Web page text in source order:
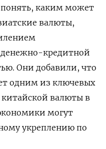
понять, каким может
валюты,
денежно-кредитной
Они ‌добавили, что
одним из ключевых
валюты ​в
могут
укреплению по